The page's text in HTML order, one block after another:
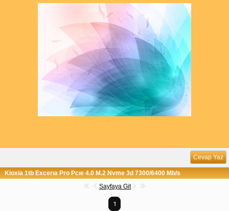
Cevap Yaz
Kioxia 1tb Excerıa Pro Pcıe 4.0 M.2 Nvme 3d 7300/6400 Mb/s
Sayfaya Git
1